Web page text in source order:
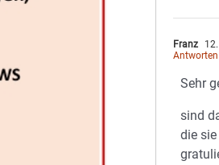
Franz
Antworten
Sehr
sind
die